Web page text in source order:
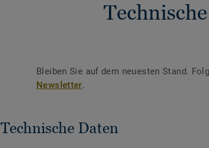
Bleiben Sie auf dem neuesten Stand.
Newsletter.
Technische Daten